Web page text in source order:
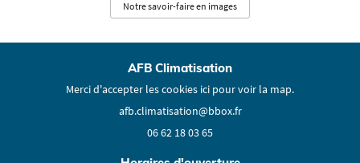
Notre savoir-faire en images
AFB Climatisation
Merci d'accepter les cookies ici pour voir la map.
06 62 18 03 65